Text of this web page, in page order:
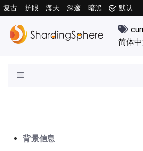
复古 护眼 海天 深邃 暗黑 默认
背景信息